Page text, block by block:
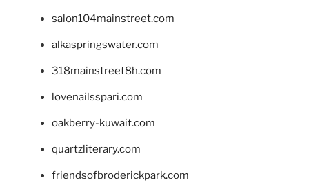
salon104mainstreet.com
alkaspringswater.com
318mainstreet8h.com
lovenailsspari.com
oakberry-kuwait.com
quartzliterary.com
friendsofbroderickpark.com